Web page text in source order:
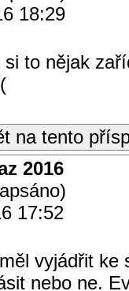
18:29
si to nějak
na tento
2016
17:52
vyjádřit
nebo ne.